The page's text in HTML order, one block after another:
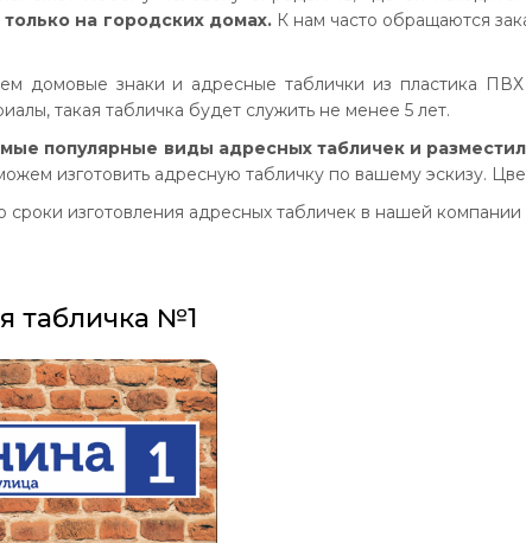
на городских домах.К нам часто обращаются
домовые знаки и адресные таблички из пластика
такая табличка будет служить не менее 5 лет.
популярные виды адресных табличек и
изготовить адресную табличку по вашему эскизу.
сроки изготовления адресных табличек в нашей компании
табличка №1